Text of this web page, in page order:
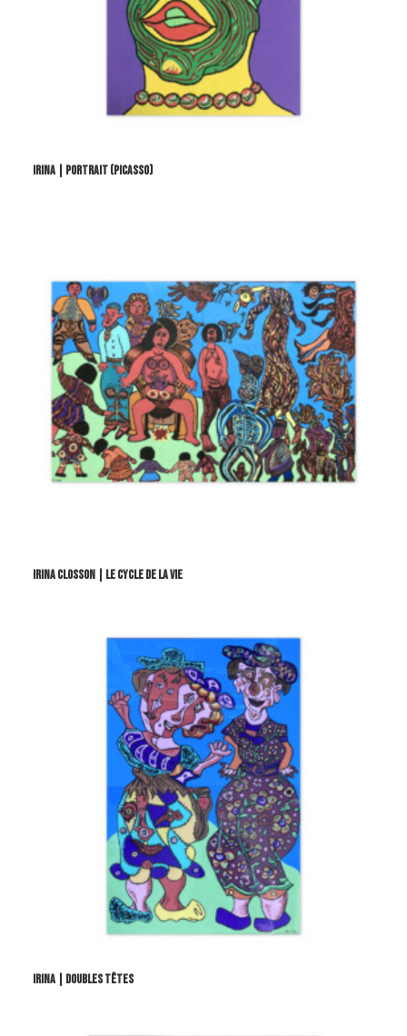
IRINA | PORTRAIT (PICASSO)
IRINA CLOSSON | LE CYCLE DE LA VIE
IRINA | DOUBLES TÊTES